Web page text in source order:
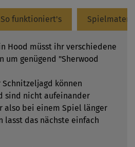
So funktioniert's
Hood müsst ihr verschiedene
um genügend "Sherwood
können
sind nicht aufeinander
also bei einem Spiel länger
lasst das nächste einfach